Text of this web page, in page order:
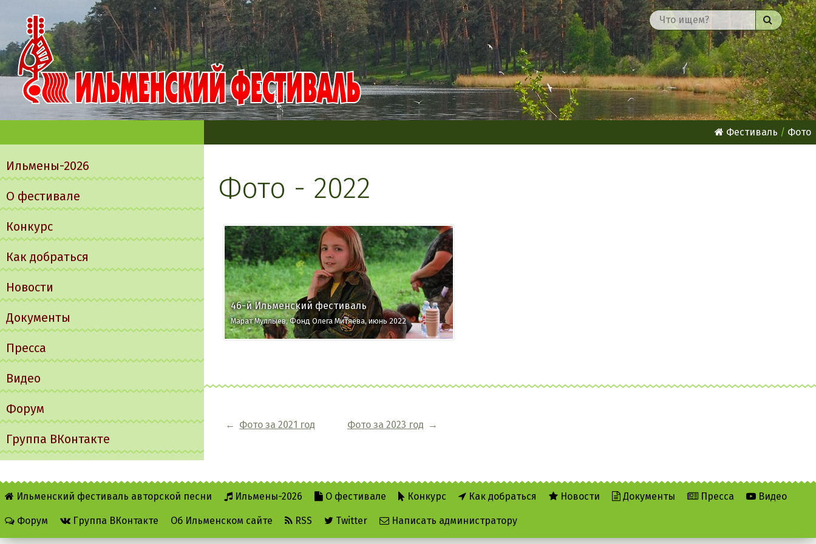
Найти
меню
Ильмены-2026
О фестивале
Конкурс
Как добраться
Новости
Документы
Пресса
Видео
Форум
Группа ВКонтакте
Фестиваль Фото
Фото - 2022
46-й Ильменский фестиваль
Марат Муллыев, Фонд Олега Митяева, июнь 2022
← Фото за 2021 год Фото за 2023 год →
Ильменский фестиваль авторской песни Ильмены-2026 О фестивале Конкурс Как добраться Новости Документы Пресса Видео
Форум Группа ВКонтакте Об Ильменском сайте RSS Twitter Написать администратору